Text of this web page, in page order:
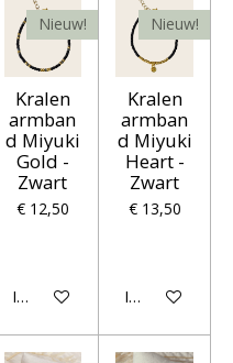
Nieuw!
Kralen
armban
d Miyuki
Gold -
Zwart
€ 12,50
In winkelwagen
Nieuw!
Kralen
armban
d Miyuki
Heart -
Zwart
€ 13,50
In winkelwagen